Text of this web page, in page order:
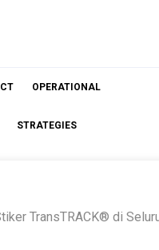
OPERATIONAL
STRATEGIES
TransTRACK® di